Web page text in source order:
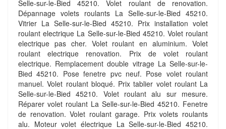
Selle-sur-le-Bied 45210. Volet roulant de renovation.
Dépannage volets roulants La Selle-sur-le-Bied 45210.
Vitrier La Selle-sur-le-Bied 45210. Prix installation volet
roulant electrique La Selle-sur-le-Bied 45210. Volet roulant
electrique pas cher. Volet roulant en aluminium. Volet
roulant electrique renovation. Prix de volet roulant
electrique. Remplacement double vitrage La Selle-sur-le-
Bied 45210. Pose fenetre pvc neuf. Pose volet roulant
manuel. Volet roulant bloqué. Prix tablier volet roulant La
Selle-sur-le-Bied 45210. Volet roulant alu sur mesure.
Réparer volet roulant La Selle-sur-le-Bied 45210. Fenetre
de renovation. Volet roulant garage. Prix volets roulants
alu. Moteur volet électrique La Selle-sur-le-Bied 45210.